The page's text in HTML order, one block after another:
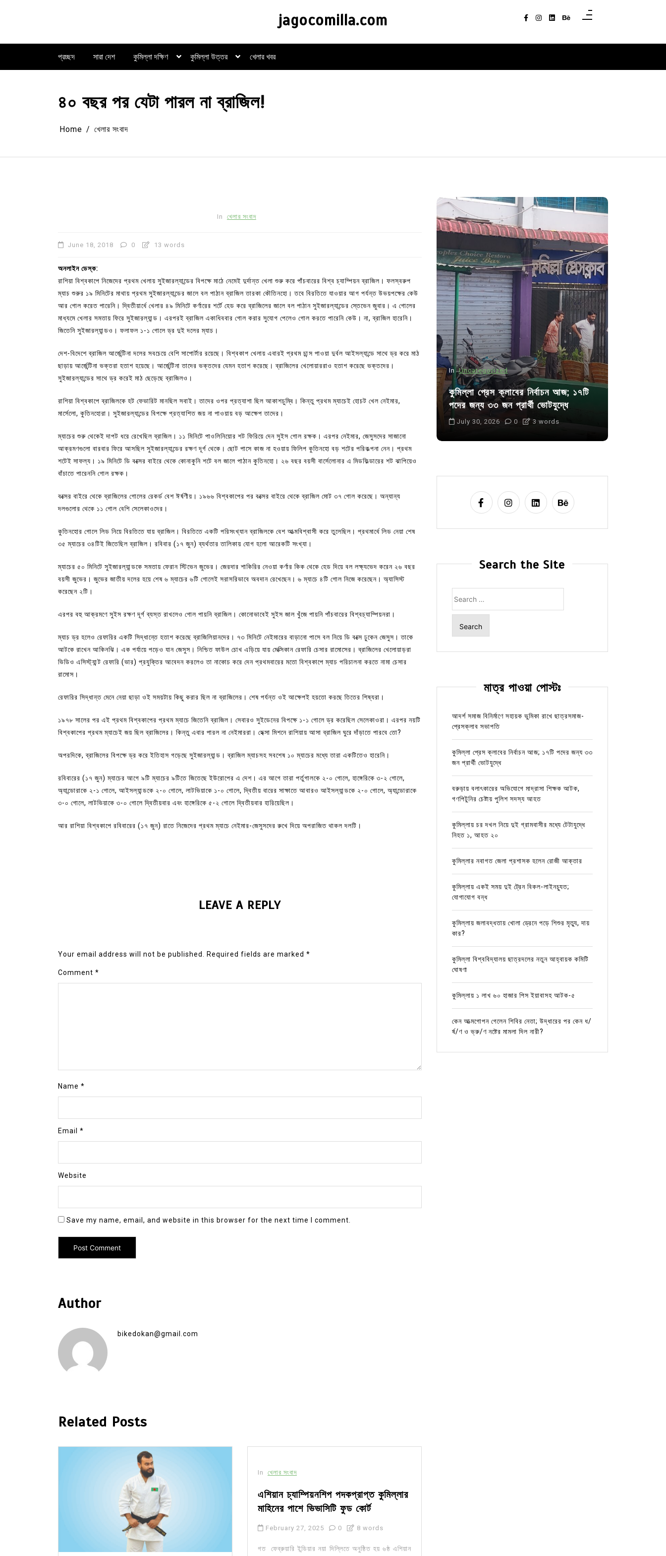
jagocomilla.com
প্রচ্ছদ সারা দেশ কুমিল্লা দক্ষিণ কুমিল্লা উত্তর খেলার খবর
৪০ বছর পর যেটা পারল না ব্রাজিল!
Home খেলার সংবাদ
In খেলার সংবাদ
June 18, 2018 0 13 words
অনলাইন ডেস্ক:
রাশিয়া বিশ্বকাপে নিজেদের প্রথম খেলায় সুইজারল্যান্ডের বিপক্ষে মাঠে নেমেই দুর্দান্ত খেলা শুরু করে পাঁচবারের বিশ্ব চ্যাম্পিয়ন ব্রাজিল। ফলস্বরুপ
ম্যাচ শুরুর ১৯ মিনিটের মাথায় প্রথম সুইজারল্যান্ডের জালে বল পাঠান ব্রাজিল তারকা কৌতিনহো। তবে বিরতিতে যাওয়ার আগ পর্যন্ত উভয়পক্ষের কেউ
আর গোল করেত পারেনি। দ্বিতীয়ার্ধে খেলার ৪৯ মিনিটে কর্ণারের শর্টে হেড করে ব্রাজিলের জালে বল পাঠান সুইজারল্যান্ডের স্তেভেন জুবার। এ গোলের
মাধ্যমে খেলার সমতায় ফিরে সুইজারল্যান্ড। এরপরই ব্রাজিল একাধিববার গোল করার সুযোগ পেলেও গোল করতে পারেনি কেউ। না, ব্রাজিল হারেনি।
জিতেনি সুইজারল্যান্ডও। ফলাফল ১-১ গোলে ড্র দুই দলের ম্যাচ।
দেশ-বিদেশে ব্রাজিল আর্জেন্টিনা দলের সবচেয়ে বেশি সাপোর্টার রয়েছে। বিশ্বকাপ খেলায় এবারই প্রথম চান্স পাওয়া দুর্বল আইসল্যান্ডে সাথে ড্র করে মাঠ
ছাড়ায় আর্জেন্টিনা ভক্তরা হতাশ হয়েছে। আর্জেন্টিনা তাদের ভক্তদের যেমন হতাশ করেছে। ব্রাজিলের খেলোয়াররাও হতাশ করেছে ভক্তদের।
সুইজারল্যান্ডের সাথে ড্র করেই মাঠ ছেড়েছে ব্রাজিলও।
রাশিয়া বিশ্বকাপে ব্রাজিলকে হট ফেভারিট মানছিল সবাই। তাদের ওপর প্রত্যাশা ছিল আকাশচুম্বি। কিন্তু প্রথম ম্যাচেই হোচট খেল নেইমার,
মার্সেলো, কুতিনহোরা। সুইজারল্যান্ডের বিপক্ষে প্রত্যাশিত জয় না পাওয়ায় বড় আক্ষেপ তাদের।
ম্যাচের শুরু থেকেই দাপট ধরে রেখেছিল ব্রাজিল। ১১ মিনিটে পাওলিনিয়োর শট ফিরিয়ে দেন সুইস গোল রক্ষক। এরপর নেইমার, জেসুসদের সাজানো
আক্রমণগুলো বারবার ফিরে আসছিল সুইজারল্যান্ডের রক্ষণ দূর্গ থেকে। ছোট পাসে কাজ না হওয়ায় ফিলিপ কুতিনহো বড় শটের পরিকল্পনা নেন। প্রথম
শটেই সাফল্য। ১৯ মিনিটে ডি বক্সের বাইরে থেকে কোনাকুনি শটে বল জালে পাঠান কুতিনহো। ২৬ বছর বয়সী বার্সেলোনার এ মিডফিল্ডারের শট ঝাপিয়েও
বাঁচাতে পারেননি গোল রক্ষক।
বক্সের বাইরে থেকে ব্রাজিলের গোলের রেকর্ড বেশ ঈর্ষণীয়। ১৯৬৬ বিশ্বকাপের পর বক্সের বাইরে থেকে ব্রাজিল মোট ৩৭ গোল করেছে। অন্যান্য
দলগুলোর থেকে ১১ গোল বেশি সেলেকাওদের।
কুতিনহোর গোলে লিড নিয়ে বিরতিতে যায় ব্রাজিল। বিরতিতে একটি পরিসংখ্যান ব্রাজিলকে বেশ আত্মবিশ্বাসী করে তুলেছিল। প্রথমার্ধে লিড নেয়া শেষ
৩৫ ম্যাচের ৩৪টিই জিতেছিল ব্রাজিল। রবিবার (১৭ জুন) ব্যর্থতার তালিকায় যোগ হলো আরেকটি সংখ্যা।
ম্যাচের ৫০ মিনিটে সুইজারল্যান্ডকে সমতায় ফেরান স্টিভেন জুভের। জেরদার শাকিরির নেওয়া কর্ণার কিক থেকে হেড দিয়ে বল লক্ষ্যভেদ করেন ২৬ বছর
বয়সী জুভের। জুভের জাতীয় দলের হয়ে শেষ ৬ ম্যাচের ৬টি গোলেই সরাসরিভাবে অবদান রেখেছেন। ৬ ম্যাচে ৪টি গোল নিজে করেছেন। অ্যাসিস্ট
করেছেন ২টি।
এরপর বহু আক্রমণে সুইস রক্ষণ দূর্গ ব্যস্ত রাখলেও গোল পায়নি ব্রাজিল। কোনোভাবেই সুইস জাল খুঁজে পায়নি পাঁচবারের বিশ্বচ্যাম্পিয়নরা।
ম্যাচ ড্র হলেও রেফারির একটি সিদ্ধান্তে হতাশ করেছে ব্রাজিলিয়ানদের। ৭৩ মিনিটে নেইমারের বাড়ানো পাসে বল নিয়ে ডি বক্সে ঢুকেন জেসুস। তাকে
আটকে রাখেন আকিনঝি। এক পর্যায়ে পড়েও যান জেসুস। নিশ্চিত ফাউল চোখ এড়িয়ে যায় মেক্সিকান রেফারি চেসার রামোসের। ব্রাজিলের খেলোয়াড়রা
ভিডিও এসিস্ট্যান্ট রেফারি (ভার) প্রযুক্তির আবেদন করলেও তা নাকোচ করে দেন প্রথমবারের মতো বিশ্বকাপে ম্যাচ পরিচালনা করতে নামা চেসার
রামোস।
রেফারির সিদ্ধান্ত মেনে নেয়া ছাড়া ওই সময়টায় কিছু করার ছিল না ব্রাজিলের। শেষ পর্যন্ত ওই আক্ষেপই হয়তো করছে তিতের শিষ্যরা।
১৯৭৮ সালের পর এই প্রথম বিশ্বকাপের প্রথম ম্যাচে জিতেনি ব্রাজিল। সেবারও সুইডেনের বিপক্ষে ১-১ গোলে ড্র করেছিল সেলেকাওরা। এরপর নয়টি
বিশ্বকাপের প্রথম ম্যাচেই জয় ছিল ব্রাজিলের। কিন্তু এবার পারল না নেইমাররা। হেক্সা মিশনে রাশিয়ায় আসা ব্রাজিল ঘুরে দাঁড়াতে পারবে তো?
অপরদিকে, ব্রাজিলের বিপক্ষে ড্র করে ইতিহাস গড়েছে সুইজারল্যান্ড। ব্রাজিল ম্যাচসহ সবশেষ ১০ ম্যাচের মধ্যে তারা একটিতেও হারেনি।
রবিবারের (১৭ জুন) ম্যাচের আগে ৯টি ম্যাচের ৯টিতে জিতেছে ইউরোপের এ দেশ। এর আগে তারা পর্তুগালকে ২-০ গোলে, হাঙ্গেরিকে ৩-২ গোলে,
অ্যান্ডোরাকে ২-১ গোলে, আইসল্যান্ডকে ২-০ গোলে, লাটভিয়াকে ১-০ গোলে, দ্বিতীয় বারের সাক্ষাতে আবারও আইসল্যান্ডকে ২-০ গোলে, অ্যান্ডোরাকে
৩-০ গোলে, লাটভিয়াকে ৩-০ গোলে দ্বিতীয়বার এবং হাঙ্গেরিকে ৫-২ গোলে দ্বিতীয়বার হারিয়েছিল।
আর রাশিয়া বিশ্বকাপে রবিবারের (১৭ জুন) রাতে নিজেদের প্রথম ম্যাচে নেইমার-জেসুসদের রুখে দিয়ে অপরাজিত থাকল দলটি।
LEAVE A REPLY
Your email address will not be published. Required fields are marked *
Comment *
Name *
Email *
Website
Save my name, email, and website in this browser for the next time I comment.
Author
bikedokan@gmail.com
Related Posts
In খেলার সংবাদ
এশিয়ান চ্যাম্পিয়নশিপ পদকপ্রাপ্ত কুমিল্লার
মাহিনের পাশে ভিভাসিটি ফুড কোর্ট
February 27, 2025 0 8 words
গত ফেব্রুয়ারি ইন্ডিয়ার নয়া দিল্লিতে অনুষ্ঠিত হয় ৬ষ্ঠ এশিয়ান
In Uncategorized
পদের জন্য ৩৩ জন প্রার্থী ভোটযুদ্ধে
In Uncategorized
ছাত্রসমাজ- প্রেসক্লাব সভাপতি
In Uncategorized
কুমিল্লা প্রেস ক্লাবের নির্বাচন আজ; ১৭টি
পদের জন্য ৩৩ জন প্রার্থী ভোটযুদ্ধে
July 30, 2026 0 3 words
Search the Site
for:
মাত্র পাওয়া পোস্টঃ
আদর্শ সমাজ বিনির্মাণে সহায়ক ভুমিকা রাখে ছাত্রসমাজ-
প্রেসক্লাব সভাপতি
কুমিল্লা প্রেস ক্লাবের নির্বাচন আজ; ১৭টি পদের জন্য ৩৩
জন প্রার্থী ভোটযুদ্ধে
বরুড়ায় বলাৎকারের অভিযোগে মাদ্রাসা শিক্ষক আটক,
গণপিটুনির চেষ্টায় পুলিশ সদস্য আহত
কুমিল্লায় চর দখল নিয়ে দুই গ্রামবাসীর মধ্যে টেটাযুদ্ধে
নিহত ১, আহত ২০
কুমিল্লার নবাগত জেলা প্রশাসক হলেন রোজী আক্তার
কুমিল্লায় একই সময় দুই ট্রেন বিকল-লাইনচ্যুত;
যোগাযোগ বন্ধ
কুমিল্লায় জলাবদ্ধতায় খোলা ড্রেনে পড়ে শিশুর মৃত্যু, দায়
কার?
কুমিল্লা বিশ্ববিদ্যালয় ছাত্রদলের নতুন আহ্বায়ক কমিটি
ঘোষণা
কুমিল্লায় ১ লাখ ৬০ হাজার পিস ইয়াবাসহ আটক-৫
কেন আত্মগোপন গেলেন শিবির নেতা; উদ্ধারের পর কেন ধ/
র্ষ/ণ ও ভ্রু/ণ নষ্টের মামলা দিল নারী?